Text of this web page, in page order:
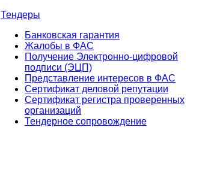
Тендеры
Банковская гарантия
Жалобы в ФАС
Получение Электронно-цифровой
подписи (ЭЦП)
Представление интересов в ФАС
Сертификат деловой репутации
Сертификат регистра проверенных
организаций
Тендерное сопровождение